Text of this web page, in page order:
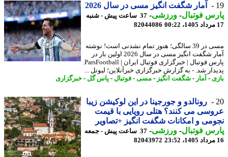
آمار شگفت انگیز مسی در سال 2026
فوتبال-ورزشی-
37 ساعت پیش - شنبه
82044086
مسی در 39 سالگی؛ هنوز تمام نشدنی است! نوشته
آمار شگفت انگیز مسی در سال 2026 اولین بار در
پارس فوتبال | خبرگزاری فوتبال ایران | ParsFootball.
شد. - به گزارش خبرگزاری خبرآنلاین؛ لیونل ...
- آمار -شگفت انگیز -مسی-فوتبال-پاس گل-خبرگزاری
رونالدو و جورجینا در این لوکیشن زیبا
می کنند؟ هتلی رویایی با قیمت
و امکانات شگفت انگیز +تصاویر
فوتبال-ورزشی-
37 ساعت پیش - جمعه
82043972